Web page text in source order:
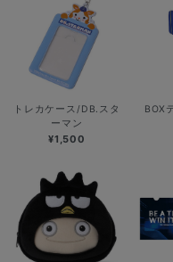
トレカケース/DB.スタ
ーマン
¥1,500
BOX